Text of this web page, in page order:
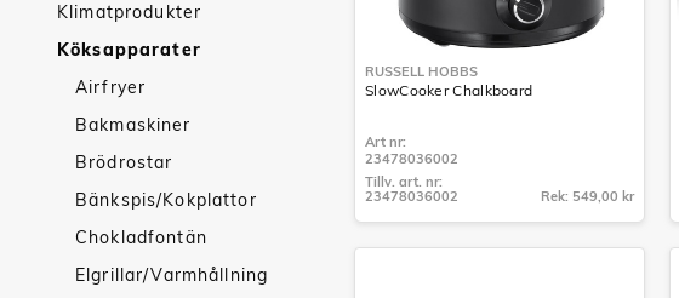
Klimatprodukter
Köksapparater
Airfryer
Bakmaskiner
Brödrostar
Bänkspis/Kokplattor
Chokladfontän
Elgrillar/Varmhållning
RUSSELL HOBBS
SlowCooker Chalkboard
Art nr:
23478036002
23478036002
Tillv. art. nr:
23478036002
Rek: 549,00 kr